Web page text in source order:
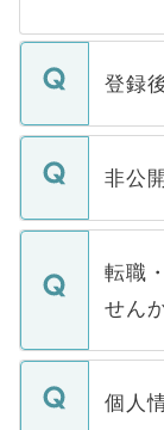
登録
ご登録
登録
ます。
いた
非公
マイナ
うち
けな
下記
ません
■応募
転職
せん
転職・
ん。
個人